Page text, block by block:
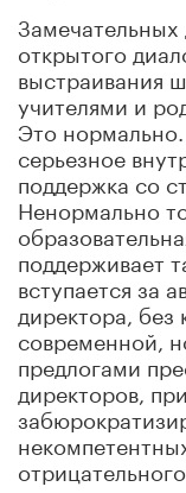
Замечательных
открытого
выстраивания
учителями и
Это
серьезное
поддержка со
Ненормально
поддерживает
вступается за
директора,
современной,
предлогами
директоров,